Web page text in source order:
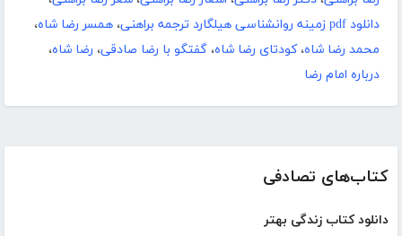
کتاب‌های تصادفی
دانلود کتاب زندگی بهتر
دانلود pdf زمینه روانشناسی هیلگارد ترجمه براهنی
، همسر رضا شاه،
محمد رضا شاه،کودتای رضا شاه، گفتگو با رضا صادقی، رضا شاه،
درباره امام رضا